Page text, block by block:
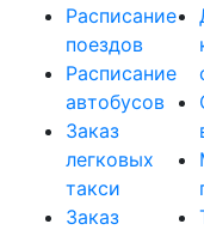
Расписание
поездов
Расписание
автобусов
Заказ
легковых
такси
Заказ